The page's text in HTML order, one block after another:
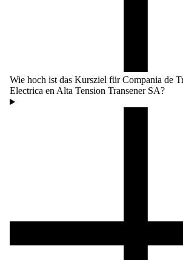
Wie hoch ist das Kursziel für Compania de
Electrica en Alta Tension Transener SA?